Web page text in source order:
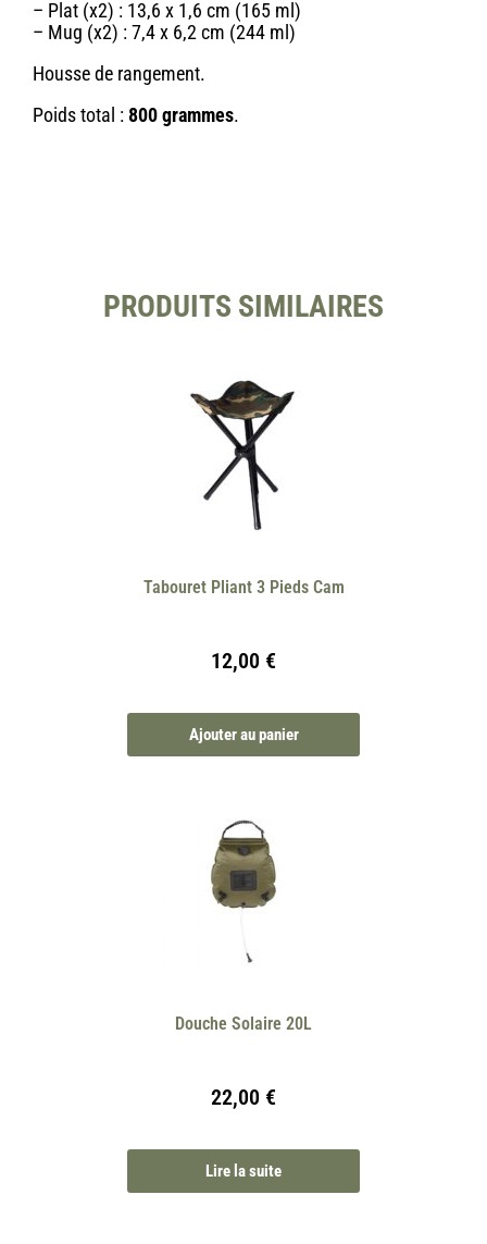
– Plat (x2) : 13,6 x 1,6 cm (165 ml)
– Mug (x2) : 7,4 x 6,2 cm (244 ml)
Housse de rangement.
Poids total : 800 grammes.
PRODUITS SIMILAIRES
Tabouret Pliant 3 Pieds Cam
12,00 €
Ajouter au panier
Douche Solaire 20L
22,00 €
Lire la suite